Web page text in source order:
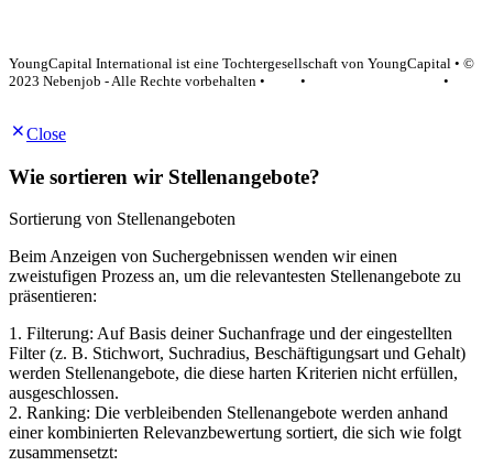
YoungCapital International ist eine Tochtergesellschaft von YoungCapital • ©
2023 Nebenjob - Alle Rechte vorbehalten •
•
•
Close
Wie sortieren wir Stellenangebote?
Sortierung von Stellenangeboten
Beim Anzeigen von Suchergebnissen wenden wir einen
zweistufigen Prozess an, um die relevantesten Stellenangebote zu
präsentieren:
1. Filterung: Auf Basis deiner Suchanfrage und der eingestellten
Filter (z. B. Stichwort, Suchradius, Beschäftigungsart und Gehalt)
werden Stellenangebote, die diese harten Kriterien nicht erfüllen,
ausgeschlossen.
2. Ranking: Die verbleibenden Stellenangebote werden anhand
einer kombinierten Relevanzbewertung sortiert, die sich wie folgt
zusammensetzt: